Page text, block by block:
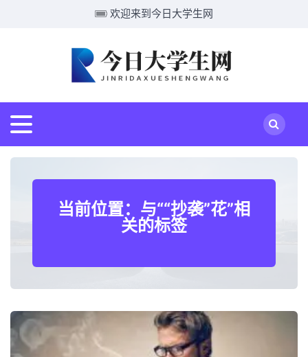
欢迎来到今日大学生网
当前位置：与““抄袭”花”相
关的标签